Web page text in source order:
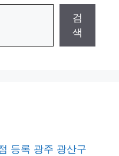
검
색
등록 광주 광산구